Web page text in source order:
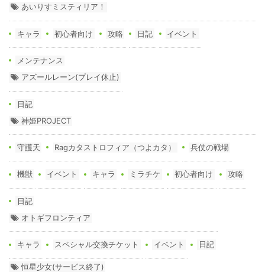
あいりすミスティリア！
キャラ 初心者向け 攻略 日記 イベント
メンテナンス
アズールレーン(プレイ休止)
日記
神姫PROJECT
守護天 Ragカタストロフィア（つよカタ） 兵仗の戦場
機獣 イベント キャラ ミラチケ 初心者向け 攻略
日記
オトギフロンティア
キャラ スペシャル交換チケット イベント 日記
恒星少女(サービス終了)